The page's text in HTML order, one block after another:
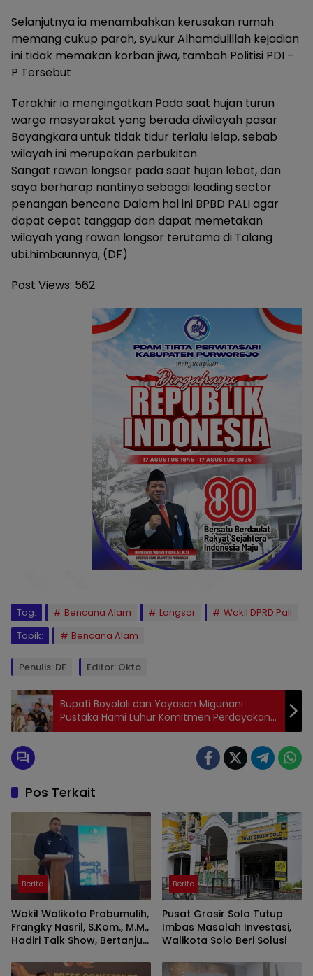
Selanjutnya ia menambahkan kerusakan rumah
memang cukup parah, syukur Alhamdulillah kejadian
ini tidak memakan korban jiwa, tambah Politisi PDI –
P Tersebut
Terakhir ia mengingatkan Pada saat hujan turun
warga masyarakat yang berada diwilayah pasar
Bayangkara untuk tidak tidur terlalu lelap, sebab
wilayah ini merupakan perbukitan
Sangat rawan longsor pada saat hujan lebat, dan
saya berharap nantinya sebagai leading sector
penangan bencana Dalam hal ini BPBD PALI agar
dapat cepat tanggap dan dapat memetakan
wilayah yang rawan longsor terutama di Talang
ubi.himbaunnya, (DF)
Post Views: 562
Tag: Bencana Alam Longsor
Wakil DPRD Pali
Topik:
Bencana Alam
Penulis: DF Editor: Okto
Bupati Boyolali dan Yayasan Migunani
Pustaka Hami Luhur Komitmen Perdayakan
Anak Yatim-Piatu
Pos Terkait
Berita
Wakil Walikota Prabumulih,
Frangky Nasril, S.Kom., M.M.,
Hadiri Talk Show, Bertanjuk
Bumi di SMAN 2 Prabumulih
Berita
Pusat Grosir Solo Tutup
Imbas Masalah Investasi,
Walikota Solo Beri Solusi